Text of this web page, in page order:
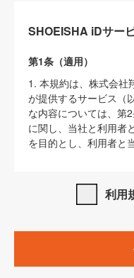
SHOEISHA iDサー
第1条（適用）
1. 本規約は、株式会社
が提供するサービス（
な内容については、第
に関し、当社と利用者
を目的とし、利用者と
SHOEISHA iDプラ
サイト上でのデータの
3. 本規約の内容と、
利用